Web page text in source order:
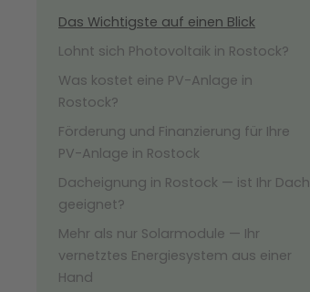
Das Wichtigste auf einen Blick
Lohnt sich Photovoltaik in Rostock?
Was kostet eine PV-Anlage in
Rostock?
Förderung und Finanzierung für Ihre
PV-Anlage in Rostock
Dacheignung in Rostock — ist Ihr Dach
geeignet?
Mehr als nur Solarmodule — Ihr
vernetztes Energiesystem aus einer
Hand